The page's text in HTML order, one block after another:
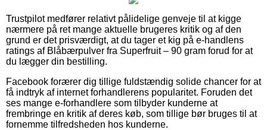
Trustpilot medfører relativt pålidelige genveje til at kigge
nærmere på ret mange aktuelle brugeres kritik og af den
grund er det prisværdigt, at du tager et kig på e-handlens
ratings af Blåbærpulver fra Superfruit – 90 gram forud for at
du lægger din bestilling.
Facebook forærer dig tillige fuldstændig solide chancer for at
få indtryk af internet forhandlerens popularitet. Foruden det
ses mange e-forhandlere som tilbyder kunderne at
frembringe en kritik af deres køb, som tillige bør bruges til at
fornemme tilfredsheden hos kunderne.